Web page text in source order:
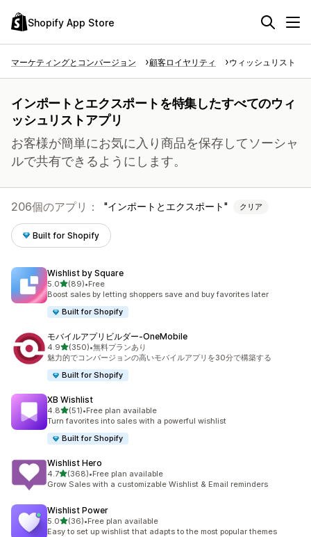
Shopify App Store
マーケティングとコンバージョン 顧客ロイヤリティ ウィッシュリスト
インポートとエクスポートを特集したすべてのウィ
ッシュリストアプリ
お客様が簡単にお気に入り商品を保存してソーシャ
ルで共有できるようにします。
206個のアプリ： インポートとエクスポート クリア
Built for Shopify
Wishlist by Square
5.05つ星中
(89)
合計レビュー数：89件
•Free
Boost sales by letting shoppers save and buy favorites later
Built for Shopify
モバイルアプリビルダー‑OneMobile
4.95つ星中
(350)
合計レビュー数：350件
•無料プランあり
魅力的でコンバージョンの高いモバイルアプリを30分で構築する
Built for Shopify
XB Wishlist
4.85つ星中
(51)
合計レビュー数：51件
•Free plan available
Turn favorites into sales with a powerful wishlist
Built for Shopify
Wishlist Hero
4.75つ星中
(368)
合計レビュー数：368件
•Free plan available
Grow Sales with a customizable Wishlist & Email reminders
Wishlist Power
5.05つ星中
(36)
合計レビュー数：36件
•Free plan available
Easy to set up wishlist that adapts to the most popular themes